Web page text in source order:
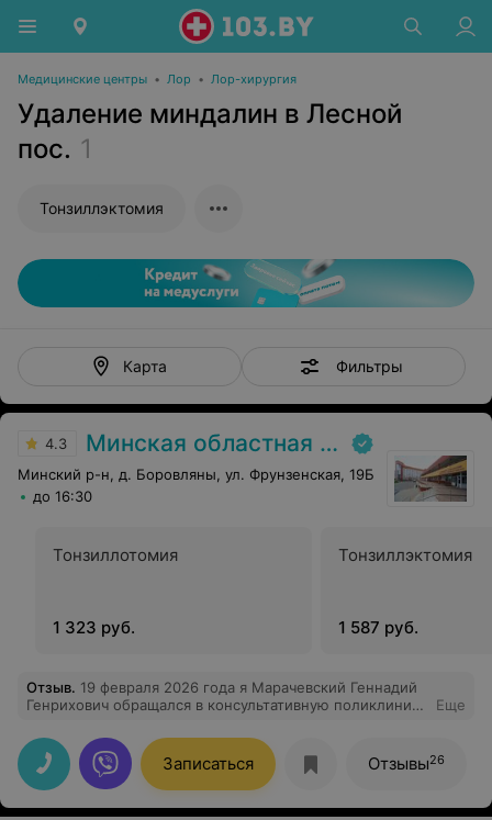
Медицинские центры • Лор • Лор-хирургия
Удаление миндалин в Лесной
пос. 1
Тонзиллэктомия
Карта Фильтры
4.3 Минская областная детская клиническая больница
Минский р-н, д. Боровляны, ул. Фрунзенская, 19Б
до 16:30
Тонзиллотомия
1 323 руб.
Тонзиллэктомия
1 587 руб.
Отзыв. 19 февраля 2026 года я Марачевский Геннадий
Генрихович обращался в консультативную поликлинику
кабинет 301. Прием вели доктор -офтальмолог
Анастасия Валерьена и медсестра Жанна. Хочу
выразить благодарность им за чуткость и внимание к
моей проблеме. Проконсультировали
профессионально и доступно, разъяснили последствия
Еще
Записаться Отзывы26